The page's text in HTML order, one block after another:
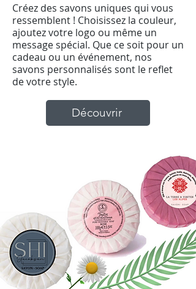
Créez des savons uniques qui vous
ressemblent ! Choisissez la couleur,
ajoutez votre logo ou même un
message spécial. Que ce soit pour un
cadeau ou un événement, nos
savons personnalisés sont le reflet
de votre style.
Découvrir